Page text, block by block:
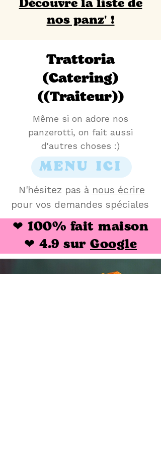
Découvre la liste de
nos panz' !
Trattoria
(Catering)
((Traiteur))
Même si on adore nos
panzerotti, on fait aussi
d'autres choses :)
MENU ICI
N'hésitez pas à nous écrire
pour vos demandes spéciales
❤ 100% fait maison
❤ 4.9 sur Google